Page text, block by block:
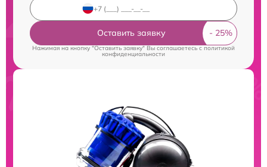
Оставить заявку
Нажимая на кнопку "Оставить заявку" Вы соглашаетесь cполитикой
конфиденциальности